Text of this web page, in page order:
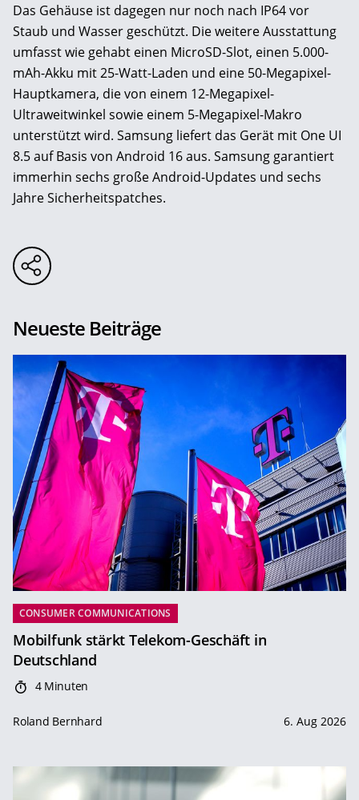
Das Gehäuse ist dagegen nur noch nach IP64 vor
Staub und Wasser geschützt. Die weitere Ausstattung
umfasst wie gehabt einen MicroSD-Slot, einen 5.000-
mAh-Akku mit 25-Watt-Laden und eine 50-Megapixel-
Hauptkamera, die von einem 12-Megapixel-
Ultraweitwinkel sowie einem 5-Megapixel-Makro
unterstützt wird. Samsung liefert das Gerät mit One UI
8.5 auf Basis von Android 16 aus. Samsung garantiert
immerhin sechs große Android-Updates und sechs
Jahre Sicherheitspatches.
Neueste Beiträge
CONSUMER COMMUNICATIONS
Mobilfunk stärkt Telekom-Geschäft in
Deutschland
4 Minuten
Roland Bernhard 6. Aug 2026